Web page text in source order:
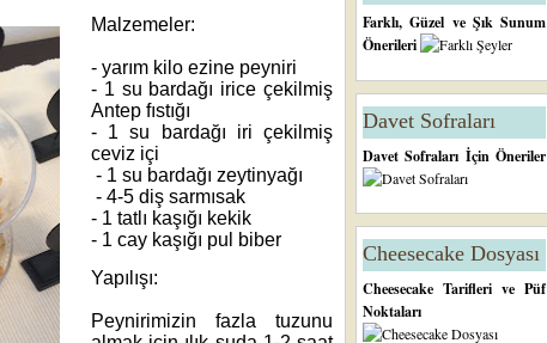
Malzemeler:
- yarım kilo ezine peyniri
- 1 su bardağı irice çekilmiş
Antep fıstığı
- 1 su bardağı iri çekilmiş
ceviz içi
- 1 su bardağı zeytinyağı
- 4-5 diş sarmısak
- 1 tatlı kaşığı kekik
- 1 cay kaşığı pul biber
Yapılışı:
Peynirimizin fazla tuzunu
Farklı, Güzel ve Şık Sunum
Önerileri
Davet Sofraları
Davet Sofraları İçin Öneriler
Cheesecake Dosyası
Cheesecake Tarifleri ve Püf
Noktaları